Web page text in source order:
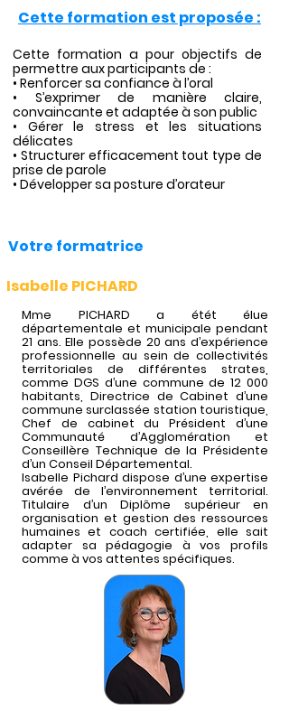
Cette formation est proposée :
Cette formation a pour objectifs de
permettre aux participants de :
• Renforcer sa confiance à l’oral
• S’exprimer de manière claire,
convaincante et adaptée à son public
• Gérer le stress et les situations
délicates
• Structurer efficacement tout type de
prise de parole
• Développer sa posture d’orateur
Votre formatrice
Isabelle PICHARD
Mme PICHARD a étét élue
départementale et municipale pendant
21 ans. Elle possède 20 ans d’expérience
professionnelle au sein de collectivités
territoriales de différentes strates,
comme DGS d’une commune de 12 000
habitants, Directrice de Cabinet d’une
commune surclassée station touristique,
Chef de cabinet du Président d’une
Communauté d’Agglomération et
Conseillère Technique de la Présidente
d’un Conseil Départemental.
Isabelle Pichard dispose d’une expertise
avérée de l’environnement territorial.
Titulaire d’un Diplôme supérieur en
organisation et gestion des ressources
humaines et coach certifiée, elle sait
adapter sa pédagogie à vos profils
comme à vos attentes spécifiques.